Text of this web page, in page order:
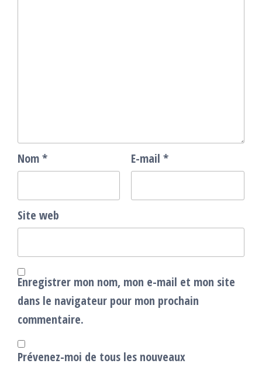
Nom* E-mail *
Site web
Enregistrer mon nom, mon e-mail et mon site
dans le navigateur pour mon prochain
commentaire.
Prévenez-moi de tous les nouveaux